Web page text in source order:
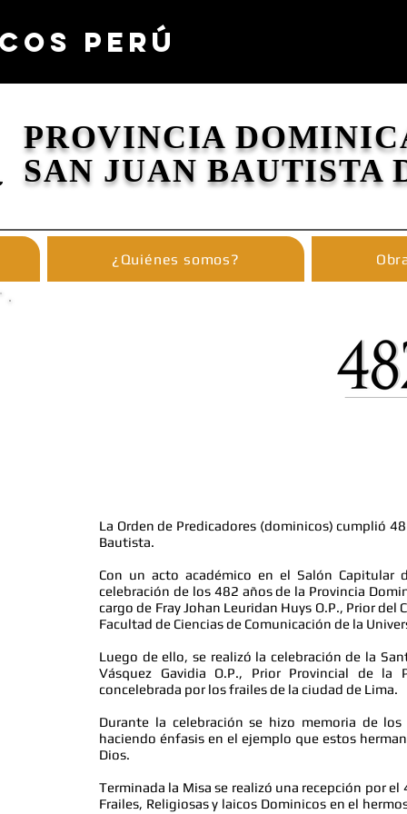
PERÚ
PROVINCIA
SAN JUAN BAUTISTA
¿Quiénes somos?
La Orden de Predicadores (dominicos) cumplió
Bautista.
Con un acto académico en el Salón
celebración de los 482 años de la Provincia
cargo de Fray Johan Leuridan Huys O.P., Prior
Facultad de Ciencias de Comunicación de la
Luego de ello, se realizó la celebración de la
Vásquez Gavidia O.P., Prior Provincial de
concelebrada por los frailes de la ciudad de Lima.
Durante la celebración se hizo memoria de
haciendo énfasis en el ejemplo que estos
Dios.
Terminada la Misa se realizó una recepción por
Frailes, Religiosas y laicos Dominicos en el